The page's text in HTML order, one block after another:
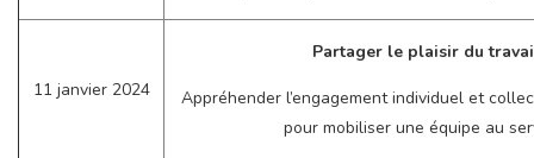
11 janvier 2024
Partager le plaisir du
Appréhender l’engagement individuel et
pour mobiliser une équipe au